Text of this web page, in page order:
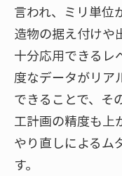
言われ​、ミリ単位
造物の据え付けや
十分応用できるレ
度なデータがリア
できることで、そ
工計画の精度も上
やり直しによるム
す。